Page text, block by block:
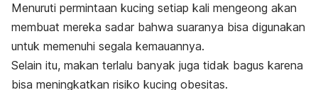
Menuruti permintaan kucing setiap kali mengeong akan
membuat mereka sadar bahwa suaranya bisa digunakan
untuk memenuhi segala kemauannya.
Selain itu, makan terlalu banyak juga tidak bagus karena
bisa meningkatkan risiko kucing obesitas.